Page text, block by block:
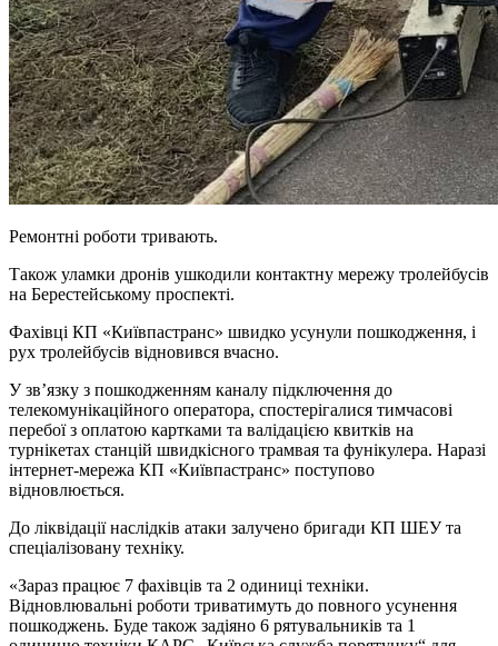
Ремонтні роботи тривають.
Також уламки дронів ушкодили контактну мережу тролейбусів
на Берестейському проспекті.
Фахівці КП «Київпастранс» швидко усунули пошкодження, і
рух тролейбусів відновився вчасно.
У зв’язку з пошкодженням каналу підключення до
телекомунікаційного оператора, спостерігалися тимчасові
перебої з оплатою картками та валідацією квитків на
турнікетах станцій швидкісного трамвая та фунікулера. Наразі
інтернет-мережа КП «Київпастранс» поступово
відновлюється.
До ліквідації наслідків атаки залучено бригади КП ШЕУ та
спеціалізовану техніку.
«Зараз працює 7 фахівців та 2 одиниці техніки.
Відновлювальні роботи триватимуть до повного усунення
пошкоджень. Буде також задіяно 6 рятувальників та 1